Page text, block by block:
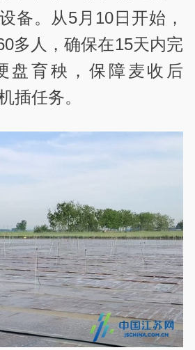
备。从5 月 10 日开始，
多人，确保在15天内完
盘育秧，保障麦收后
插任务。